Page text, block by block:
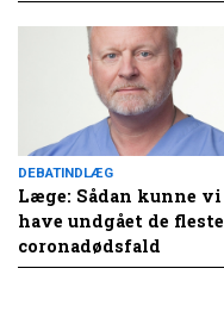
DEBATINDLÆG
Læge: Sådan kunne vi
have undgået de fleste
coronadødsfald